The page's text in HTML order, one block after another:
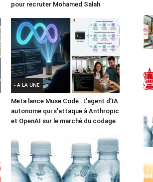
pour recruter Mohamed Salah
- A LA UNE
Meta lance Muse Code : L’agent d’IA
autonome qui s’attaque à Anthropic
et OpenAI sur le marché du codage